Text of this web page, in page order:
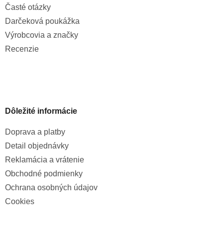
Časté otázky
Darčeková poukážka
Výrobcovia a značky
Recenzie
Dôležité informácie
Doprava a platby
Detail objednávky
Reklamácia a vrátenie
Obchodné podmienky
Ochrana osobných údajov
Cookies